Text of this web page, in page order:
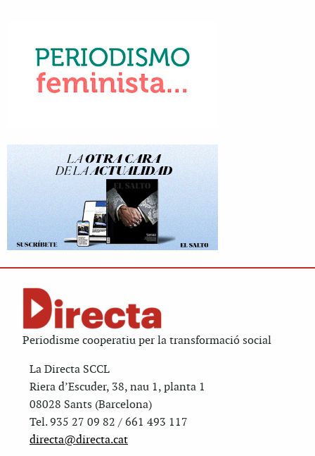
Periodisme cooperatiu per la transformació social
La Directa SCCL
Riera d’Escuder, 38, nau 1, planta 1
08028 Sants (Barcelona)
Tel. 935 27 09 82 / 661 493 117
directa@directa.cat